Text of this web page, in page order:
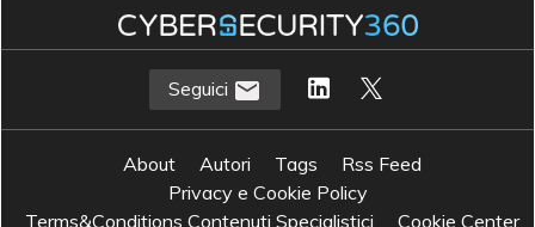
Seguici
About Autori Tags
Rss Feed
Privacy e Cookie Policy
Terms&Conditions Contenuti Specialistici
Cookie Center